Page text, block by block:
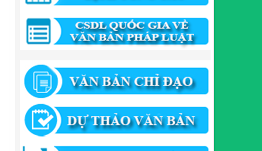
Lượt xem:510 | lượt tải:316
55/QĐ-BQLKKT
QUYẾT ĐỊNH Công khai điều chỉnh, bổ sung Kế
hoạch vốn đầu tư công năm 2025
Lượt xem:815 | lượt tải:420
294/QĐ-UBND
QUYẾT ĐỊNH Về việc phê duyệt quy trình nội bộ giải
quyết thủ tục hành chính trong lĩnh vực đầu tư tại
Việt Nam thuộc thẩm quyền giải quyết của Ban
Quản lý Khu kinh tế tỉnh Cao Bằng
Lượt xem:669 | lượt tải:203